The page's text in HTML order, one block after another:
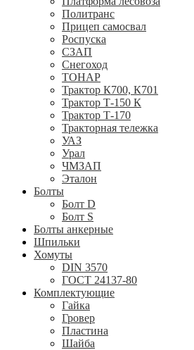
Политранс
Прицеп самосвал
Роспуска
СЗАП
Снегоход
ТОНАР
Трактор К700, К701
Трактор Т-150 К
Трактор Т-170
Тракторная тележка
УАЗ
Урал
ЧМЗАП
Эталон
Болты
Болт D
Болт S
Болты анкерные
Шпильки
Хомуты
DIN 3570
ГОСТ 24137-80
Комплектующие
Гайка
Гровер
Пластина
Шайба